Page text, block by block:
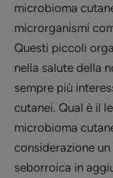
microbioma
microrganismi
Questi piccoli
nella salute della
sempre più
cutanei. Qual è il
microbioma
considerazione
seborroica in